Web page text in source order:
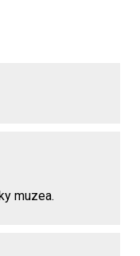
muzea.